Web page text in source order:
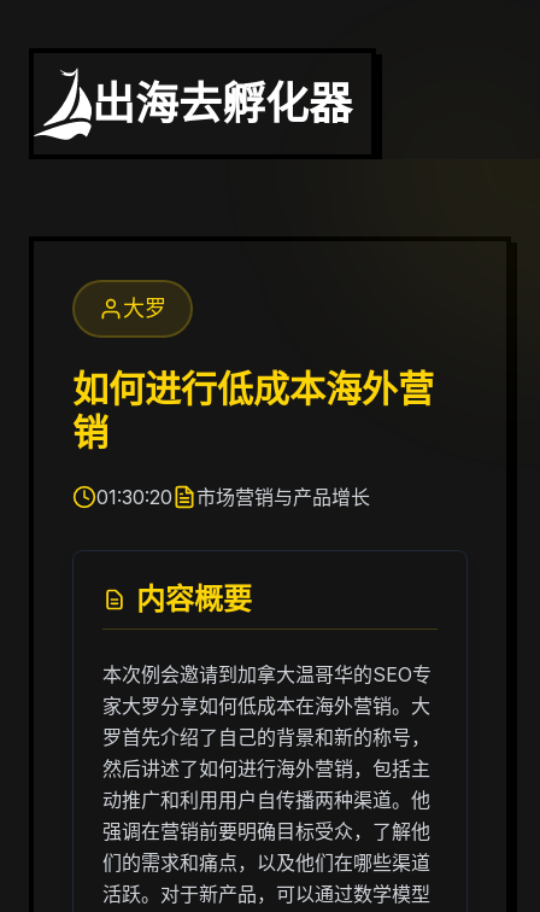
出海去孵化器
大罗
如何进行低成本海外营
销
01:30:20 市场营销与产品增长
内容概要
本次例会邀请到加拿大温哥华的SEO专
家大罗分享如何低成本在海外营销。大
罗首先介绍了自己的背景和新的称号，
然后讲述了如何进行海外营销，包括主
动推广和利用用户自传播两种渠道。他
强调在营销前要明确目标受众，了解他
们的需求和痛点，以及他们在哪些渠道
活跃。对于新产品，可以通过数学模型